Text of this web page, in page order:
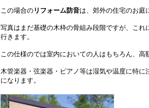
この場合のリフォーム防音は、郊外の住宅のお庭
写真はまだ基礎の木枠の骨組み段階ですが、こ
行きます。
この仕様のでは室内においての人はもちろん、
木管楽器・弦楽器・ピアノ等は湿気や温度に特
になります。